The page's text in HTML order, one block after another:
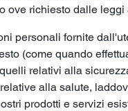
ove richiesto dalle leggi
personali fornite
(come quando
relativi alla
alla salute,
prodotti e servizi